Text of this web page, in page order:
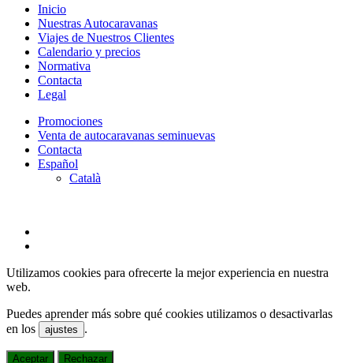
Close
Menu
Inicio
Nuestras Autocaravanas
Viajes de Nuestros Clientes
Calendario y precios
Normativa
Contacta
Legal
Promociones
Venta de autocaravanas seminuevas
Contacta
Español
Català
Utilizamos cookies para ofrecerte la mejor experiencia en nuestra
web.
Puedes aprender más sobre qué cookies utilizamos o desactivarlas
en los
ajustes .
Aceptar Rechazar